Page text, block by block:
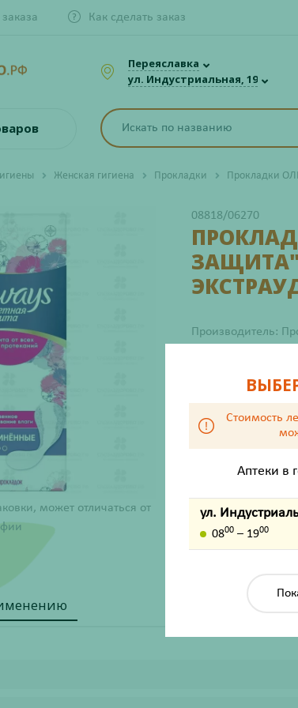
Как сделать заказ
Переяславка
ул. Индустриальная, 19
Женская гигиена Прокладки Прокладки
может отличаться от
08818/06270
Производитель:
Производитель
Жизненно важный
Стоимость
Аптеки в
ул.
0800 – 1900